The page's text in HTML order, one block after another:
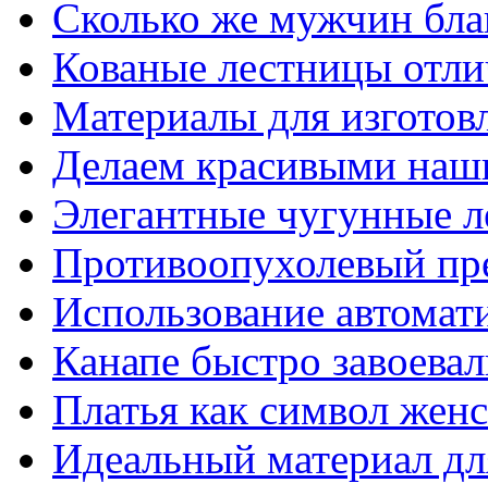
Сколько же мужчин
Кованые лестницы
Материалы для
Делаем красивыми
Элегантные чугунные
Противоопухолевый
Использование
Канапе быстро
Платья как символ
Идеальный материал